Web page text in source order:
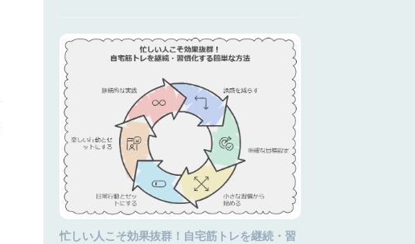
忙しい人こそ効果抜群！自宅筋トレを継続・習